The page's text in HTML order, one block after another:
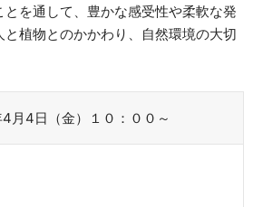
を通して、豊かな感受性や柔軟な発
植物とのかかわり、自然環境の大切
月4日（金）１０：００～